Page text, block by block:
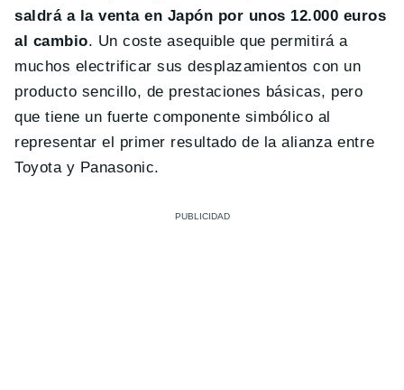
saldrá a la venta en Japón por unos 12.000 euros
al cambio. Un coste asequible que permitirá a
muchos electrificar sus desplazamientos con un
producto sencillo, de prestaciones básicas, pero
que tiene un fuerte componente simbólico al
representar el primer resultado de la alianza entre
Toyota y Panasonic.